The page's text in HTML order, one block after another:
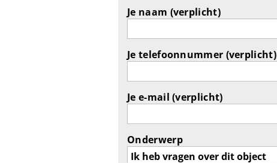
Je naam (verplicht)
Je telefoonnummer (verplicht)
Je e-mail (verplicht)
Onderwerp